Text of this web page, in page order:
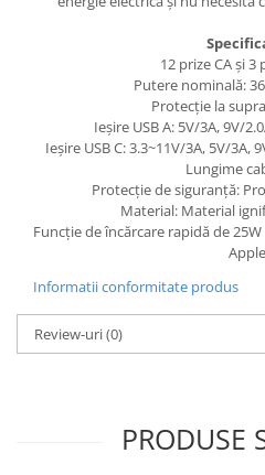
12 prize CA și 3
Putere nominală:
Protecție la
Ieșire USB A: 5V/3A, 9V/
Ieșire USB C: 3.3~11V/3A, 5V/3A,
Lungime
Protecție de siguranță:
Material: Material
Funcție de încărcare rapidă de
Apple
Informatii conformitate produs
Review-uri(0)
PRODUSE